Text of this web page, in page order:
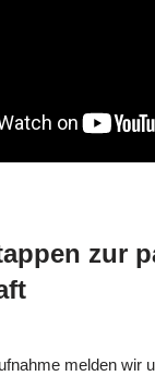
zur
melden wir